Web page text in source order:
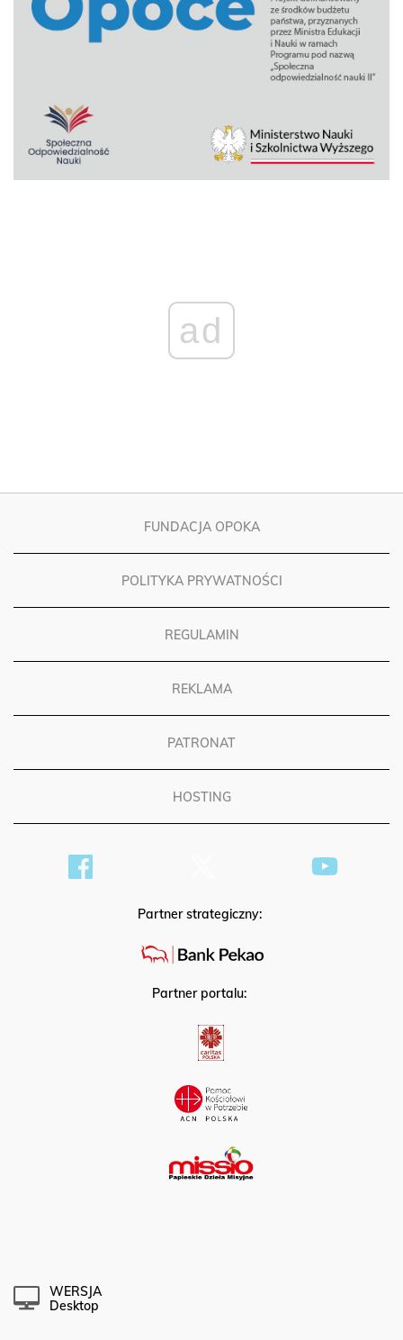
ad
FUNDACJA OPOKA
POLITYKA PRYWATNOŚCI
REGULAMIN
REKLAMA
PATRONAT
HOSTING
Partner strategiczny:
Partner portalu:
WERSJA
Desktop